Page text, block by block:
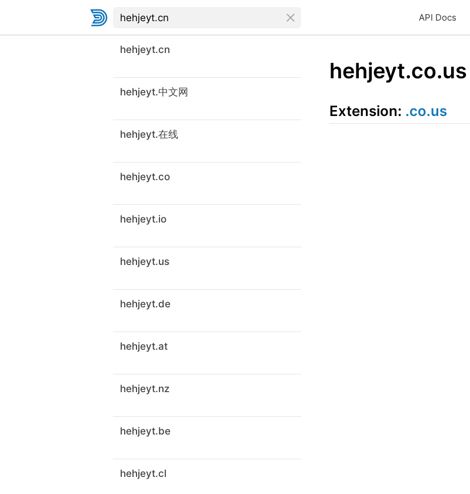
API Docs
hehjeyt.cn
hehjeyt.中文网
hehjeyt.在线
hehjeyt.co
hehjeyt.io
hehjeyt.us
hehjeyt.de
hehjeyt.at
hehjeyt.nz
hehjeyt.be
hehjeyt.cl
hehjeyt.co.us
Extension: .co.us